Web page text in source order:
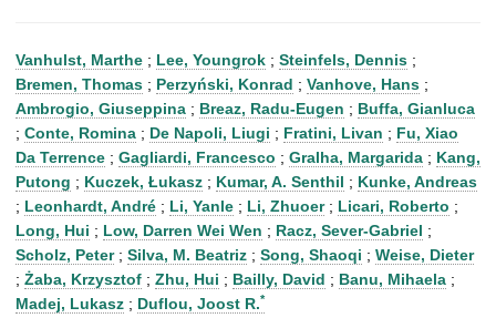
Vanhulst, Marthe ; Lee, Youngrok ; Steinfels, Dennis ;
Bremen, Thomas ; Perzyński, Konrad ; Vanhove, Hans ;
Ambrogio, Giuseppina ; Breaz, Radu-Eugen ; Buffa, Gianluca
; Conte, Romina ; De Napoli, Liugi ; Fratini, Livan ; Fu, Xiao
Da Terrence ; Gagliardi, Francesco ; Gralha, Margarida ; Kang,
Putong ; Kuczek, Łukasz ; Kumar, A. Senthil ; Kunke, Andreas
; Leonhardt, André ; Li, Yanle ; Li, Zhuoer; Licari, Roberto ;
Long, Hui ; Low, Darren Wei Wen ; Racz, Sever-Gabriel ;
Scholz, Peter; Silva, M. Beatriz ; Song, Shaoqi ; Weise, Dieter
; Żaba, Krzysztof ; Zhu, Hui ; Bailly, David ; Banu, Mihaela ;
Madej, Lukasz ; Duflou, Joost R.*